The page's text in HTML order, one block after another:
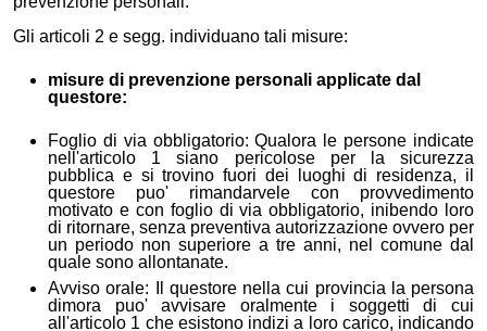
Gli articoli 2 e segg. individuano tali misure:
misure di prevenzione personali applicate dal
questore:
Foglio di via obbligatorio: Qualora le persone indicate
nell'articolo 1 siano pericolose per la sicurezza
pubblica e si trovino fuori dei luoghi di residenza, il
questore puo' rimandarvele con provvedimento
motivato e con foglio di via obbligatorio, inibendo loro
di ritornare, senza preventiva autorizzazione ovvero per
un periodo non superiore a tre anni, nel comune dal
quale sono allontanate.
Avviso orale: Il questore nella cui provincia la persona
dimora puo' avvisare oralmente i soggetti di cui
all'articolo 1 che esistono indizi a loro carico, indicando